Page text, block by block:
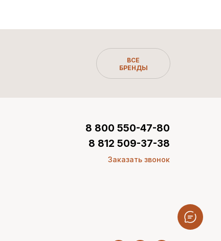
ВСЕ
БРЕНДЫ
8 800 550-47-80
8 812 509-37-38
Заказать звонок